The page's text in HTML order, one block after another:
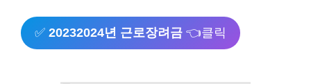
✅ 20232024년 근로장려금 👈클릭